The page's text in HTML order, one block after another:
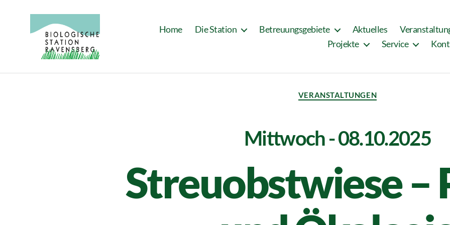
Station
Home Die Station Betreuungsgebiete Aktuelles
Projekte
Service
VERANSTALTUNGEN
Mittwoch - 08.10.2025
Streuobstwiese –